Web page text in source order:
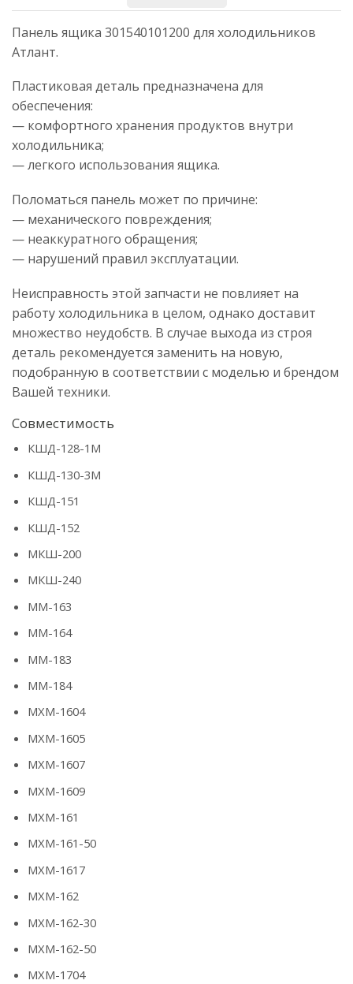
Панель ящика 301540101200 для холодильников
Атлант.
Пластиковая деталь предназначена для
обеспечения:
— комфортного хранения продуктов внутри
холодильника;
— легкого использования ящика.
Поломаться панель может по причине:
— механического повреждения;
— неаккуратного обращения;
— нарушений правил эксплуатации.
Неисправность этой запчасти не повлияет на
работу холодильника в целом, однако доставит
множество неудобств. В случае выхода из строя
деталь рекомендуется заменить на новую,
подобранную в соответствии с моделью и брендом
Вашей техники.
Совместимость
КШД-128-1М
КШД-130-3М
КШД-151
КШД-152
МКШ-200
МКШ-240
ММ-163
ММ-164
ММ-183
ММ-184
МХМ-1604
МХМ-1605
МХМ-1607
МХМ-1609
МХМ-161
МХМ-161-50
МХМ-1617
МХМ-162
МХМ-162-30
МХМ-162-50
МХМ-1704